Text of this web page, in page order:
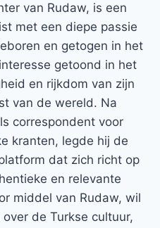
van Rudaw, is een
met een diepe passie
en getogen in het
getoond in het
en rijkdom van zijn
van de wereld. Na
correspondent voor
kranten, legde hij de
dat zich richt op
en relevante
middel van Rudaw, wil
de Turkse cultuur,